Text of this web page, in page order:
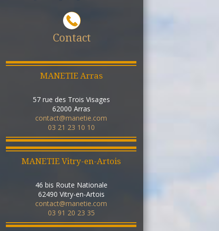
Contact
MANETIE Arras
57 rue des Trois Visages
62000 Arras
contact@manetie.com
03 21 23 10 10
MANETIE Vitry-en-Artois
46 bis Route Nationale
62490 Vitry-en-Artois
contact@manetie.com
03 91 20 23 35